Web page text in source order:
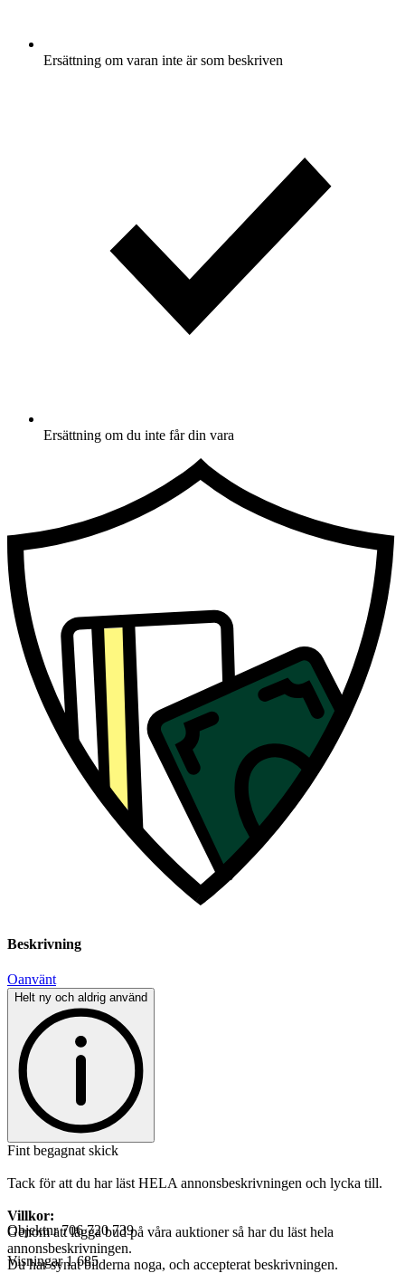
Ersättning om varan inte är som beskriven
Ersättning om du inte får din vara
Beskrivning
Oanvänt
Helt ny och aldrig använd
Fint begagnat skick
Tack för att du har läst HELA annonsbeskrivningen och lycka till.
Villkor:
Genom att lägga bud på våra auktioner så har du läst hela
annonsbeskrivningen.
Du har synat bilderna noga, och accepterat beskrivningen.
Objektnr 706 720 739
Visningar 1 685